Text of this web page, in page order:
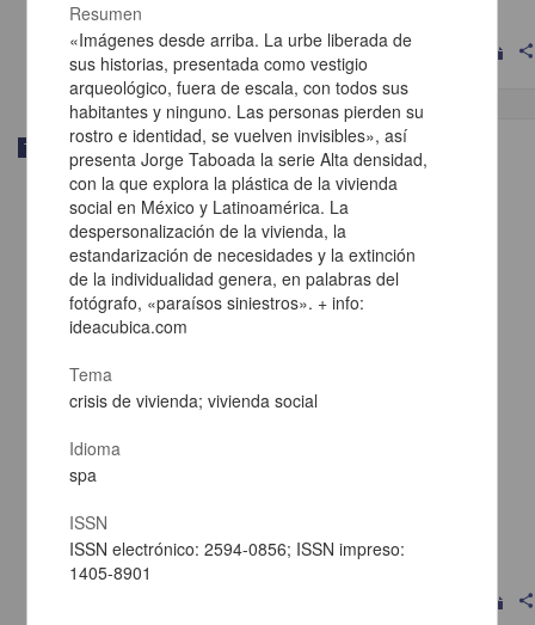
Artes y Humanidades,Físico Matemáticas y Ciencias de la Tierra
share
Trabajo de grado
Ramírez Galván, Ángel Alejandro
Artes y Humanidades,Físico Matemáticas y Ciencias de la Tierra
share
Resumen
«Imágenes desde arriba. La urbe liberada de
sus historias, presentada como vestigio
arqueológico, fuera de escala, con todos sus
habitantes y ninguno. Las personas pierden su
rostro e identidad, se vuelven invisibles», así
presenta Jorge Taboada la serie Alta densidad,
con la que explora la plástica de la vivienda
social en México y Latinoamérica. La
despersonalización de la vivienda, la
estandarización de necesidades y la extinción
de la individualidad genera, en palabras del
fotógrafo, «paraísos siniestros». + info:
ideacubica.com
Tema
crisis de vivienda; vivienda social
Idioma
spa
ISSN
ISSN electrónico: 2594-0856; ISSN impreso:
1405-8901